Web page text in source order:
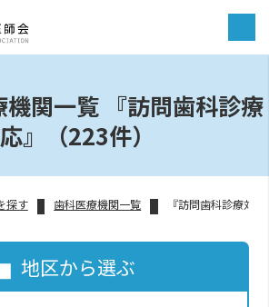
機関一覧 『訪問歯科診療
』（223件）
探す 歯科医療機関一覧 『訪問歯科診療対応
地区から選ぶ